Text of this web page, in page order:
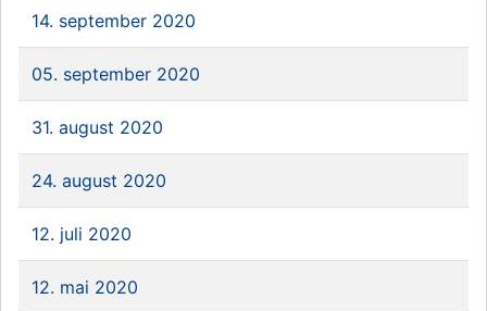
14. september 2020
05. september 2020
31. august 2020
24. august 2020
12. juli 2020
12. mai 2020